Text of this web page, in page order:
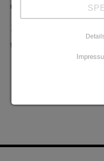
tipps@stadtglanz.de